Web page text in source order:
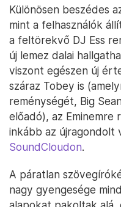
Különösen beszédes
mint a felhasználók
a feltörekvő DJ Ess
új lemez dalai
viszont egészen új
száraz Tobey is
reménységét, Big
előadó), az
inkább az újragondolt
SoundCloudon.
A páratlan
nagy gyengesége